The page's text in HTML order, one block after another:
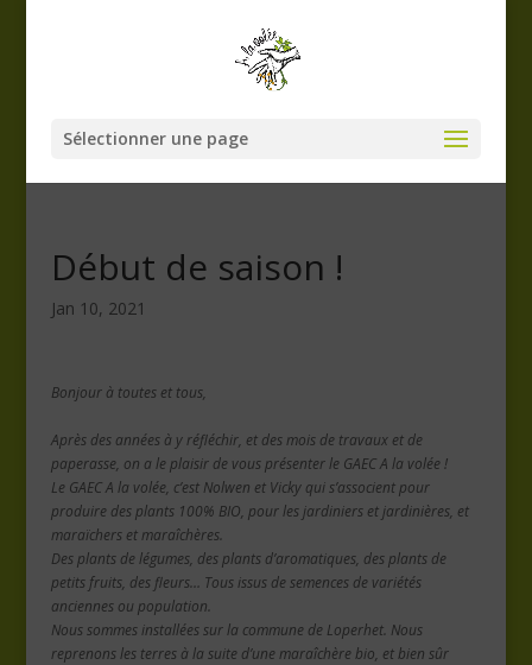
Sélectionner une page
Début de saison !
Jan 10, 2021
Bonjour à toutes et tous,
Après des années à y réfléchir, et des mois de travaux et de
paperasse, on a le plaisir de vous présenter le GAEC A la volée !
Le GAEC A la volée, c’est Nolwen et Vicky qui s’associent pour
produire des plants 100% BIO, pour les jardiniers et jardinières, et
maraïchers et maraîchères.
Des plants de légumes, des plants d’aromatiques, des plants de
petits fruits, des fleurs… Tous issus de semences de variétés
anciennes ou population.
Nous sommes installées sur la commune de Loperhet. Nous
reprenons les terres à la suite d’une maraîchère bio, et bien sûr